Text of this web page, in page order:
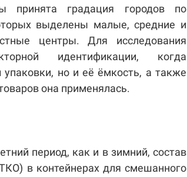
принята градация городов по
выделены малые, средние и
центры. Для исследования
идентификации, когда
но и её ёмкость, а также
она применялась.
период, как и в зимний, состав
в контейнерах для смешанного